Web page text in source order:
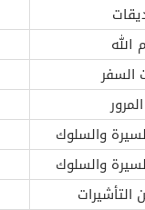
الله
السفر
والسلوك
والسلوك